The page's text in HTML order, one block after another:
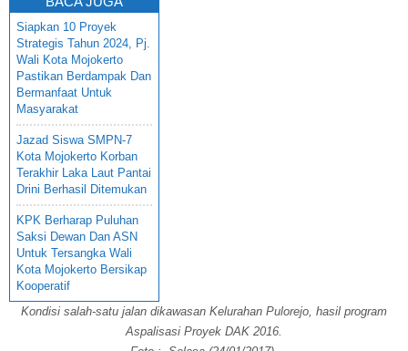
Siapkan 10 Proyek
Strategis Tahun 2024, Pj.
Wali Kota Mojokerto
Pastikan Berdampak Dan
Bermanfaat Untuk
Masyarakat
Jazad Siswa SMPN-7
Kota Mojokerto Korban
Terakhir Laka Laut Pantai
Drini Berhasil Ditemukan
KPK Berharap Puluhan
Saksi Dewan Dan ASN
Untuk Tersangka Wali
Kota Mojokerto Bersikap
Kooperatif
Kondisi salah-satu jalan dikawasan Kelurahan Pulorejo, hasil program
Aspalisasi Proyek DAK 2016.